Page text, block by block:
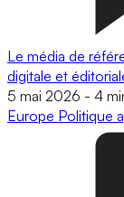
Le média de
digitale et
5 mai 2026 - 4
Europe Politique